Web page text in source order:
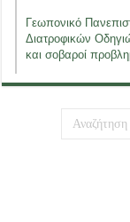
Γεωπονικό
Διατροφικών
και σοβαροί